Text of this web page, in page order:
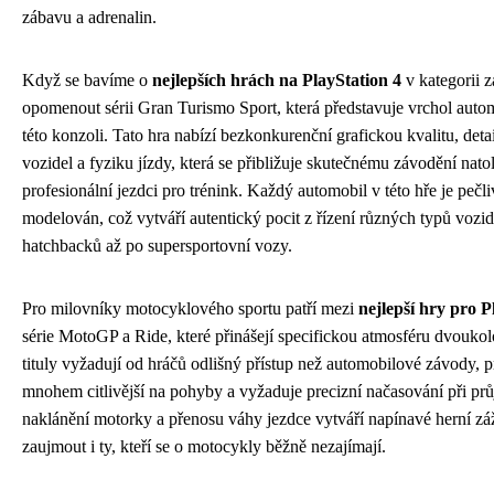
zábavu a adrenalin.
Když se bavíme o nejlepších hrách na PlayStation 4 v kategorii
opomenout sérii Gran Turismo Sport, která představuje vrchol
této konzoli. Tato hra nabízí bezkonkurenční grafickou kvalitu,
vozidel a fyziku jízdy, která se přibližuje skutečnému závodění
profesionální jezdci pro trénink. Každý automobil v této hře je
modelován, což vytváří autentický pocit z řízení různých typů
hatchbacků až po supersportovní vozy.
Pro milovníky motocyklového sportu patří mezi nejlepší hry pro
série MotoGP a Ride, které přinášejí specifickou atmosféru
tituly vyžadují od hráčů odlišný přístup než automobilové závody,
mnohem citlivější na pohyby a vyžaduje precizní načasování při
naklánění motorky a přenosu váhy jezdce vytváří napínavé herní
zaujmout i ty, kteří se o motocykly běžně nezajímají.